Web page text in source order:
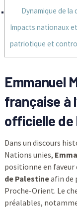
Dynamique de
Impacts nationaux
patriotique et
Emmanuel
française à
officielle de
Dans un discours
Nations unies,
positionne en faveur
de Palestineafin de
Proche-Orient. Le
préalables,